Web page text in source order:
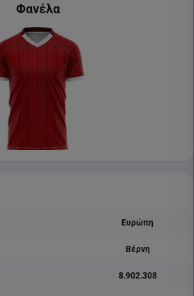
Φανέλα
Ευρώπη
Βέρνη
8.902.308